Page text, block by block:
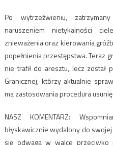
Po wytrzeźwieniu,
naruszeniem nietykalności
znieważenia oraz kierowania
popełnienia przestępstwa. Teraz
nie trafił do aresztu, lecz został
Granicznej, którzy aktualnie
ma zastosowania procedura
NASZ KOMENTARZ:
błyskawicznie wydalony do
się odwagą w walce przeciwko